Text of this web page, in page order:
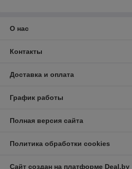
О нас
Контакты
Доставка и оплата
График работы
Полная версия сайта
Политика обработки cookies
Сайт создан на платформе Deal.by